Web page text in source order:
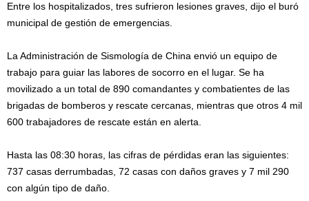
Entre los hospitalizados, tres sufrieron lesiones graves, dijo el buró
municipal de gestión de emergencias.
La Administración de Sismología de China envió un equipo de
trabajo para guiar las labores de socorro en el lugar. Se ha
movilizado a un total de 890 comandantes y combatientes de las
brigadas de bomberos y rescate cercanas, mientras que otros 4 mil
600 trabajadores de rescate están en alerta.
Hasta las 08:30 horas, las cifras de pérdidas eran las siguientes:
737 casas derrumbadas, 72 casas con daños graves y 7 mil 290
con algún tipo de daño.